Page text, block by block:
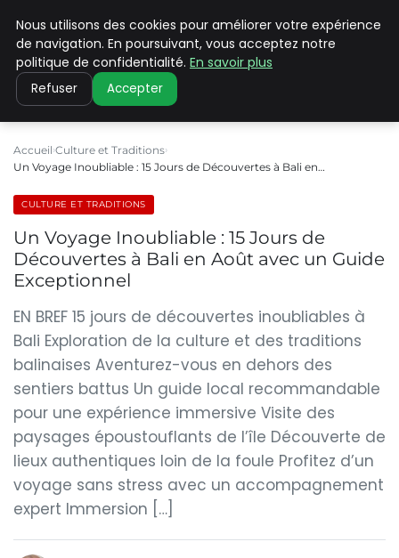
PILAT PATRIMOINES
Accueil Culture et Traditions
Un Voyage Inoubliable : 15 Jours de Découvertes à Bali en…
CULTURE ET TRADITIONS
Un Voyage Inoubliable : 15 Jours de
Découvertes à Bali en Août avec un Guide
Exceptionnel
EN BREF 15 jours de découvertes inoubliables à
Bali Exploration de la culture et des traditions
balinaises Aventurez-vous en dehors des
sentiers battus Un guide local recommandable
pour une expérience immersive Visite des
paysages époustouflants de l’île Découverte de
lieux authentiques loin de la foule Profitez d’un
voyage sans stress avec un accompagnement
expert Immersion […]
Nous utilisons des cookies pour améliorer votre expérience
de navigation. En poursuivant, vous acceptez notre
politique de confidentialité. En savoir plus
Refuser Accepter